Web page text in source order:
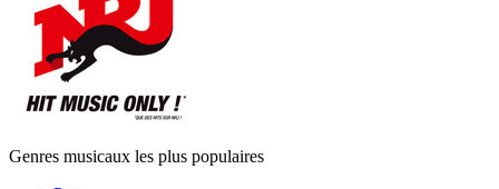
Genres musicaux les plus populaires